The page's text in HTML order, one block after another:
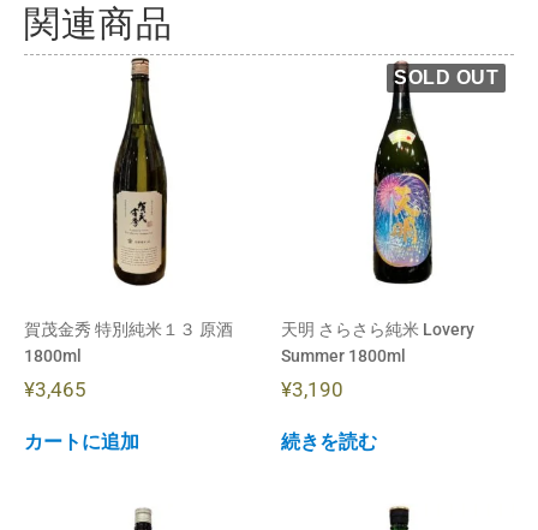
関連商品
賀茂金秀 特別純米１３ 原酒
1800ml
¥3,465
カートに追加
天明 さらさら純米 Lovery
Summer 1800ml
¥3,190
続きを読む